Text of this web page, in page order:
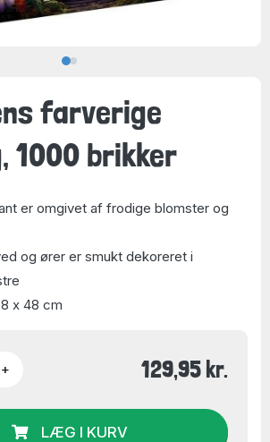
farverige
1000 brikker
er omgivet af frodige blomster og
og ører er smukt dekoreret i
x 48 cm
+ 129,95 kr.
LÆG I KURV